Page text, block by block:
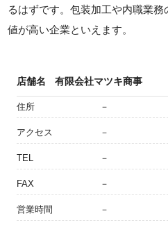
るはずです。包装加工や内職業
値が高い企業といえます。
店舗名 有限会社マツキ商事
住所 －
アクセス －
TEL －
FAX －
営業時間 －